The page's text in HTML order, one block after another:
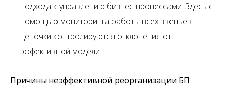
подхода к управлению бизнес-процессами. Здесь с
помощью мониторинга работы всех звеньев
цепочки контролируются отклонения от
эффективной модели.
Причины неэффективной реорганизации БП